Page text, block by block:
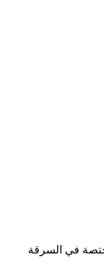
في السرقة